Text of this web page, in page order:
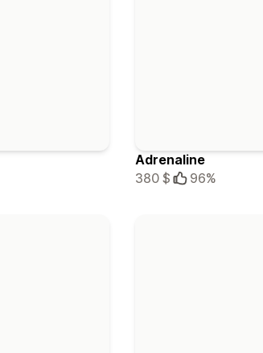
Adrenaline
380 $
96%